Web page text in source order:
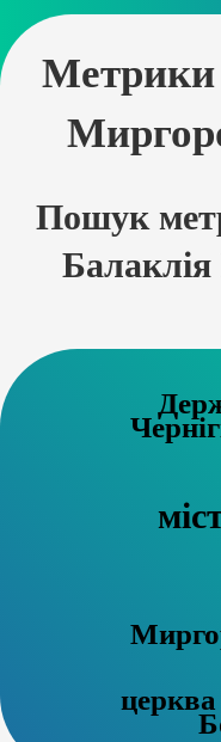
Метрики
Пошук